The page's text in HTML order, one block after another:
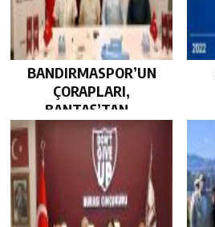
BANDIRMASPOR’UN
ÇORAPLARI,
BANTAŞ’TAN…